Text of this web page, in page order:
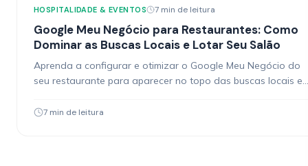
HOSPITALIDADE & EVENTOS 7 min de leitura
Google Meu Negócio para Restaurantes: Como
Dominar as Buscas Locais e Lotar Seu Salão
Aprenda a configurar e otimizar o Google Meu Negócio do
seu restaurante para aparecer no topo das buscas locais e
7 min de leitura